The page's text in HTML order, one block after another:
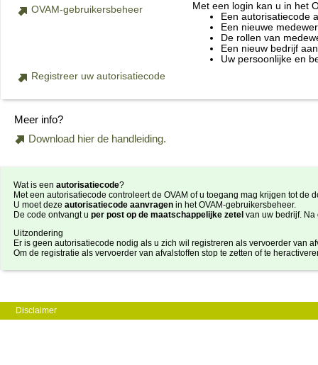
OVAM-gebruikersbeheer
Met een login kan u in het
Een autorisatiecode
Een nieuwe
De rollen van
Een nieuw bedrijf
Uw persoonlijke en
Registreer uw autorisatiecode
Meer info?
Download hier de handleiding.
Wat is een autorisatiecode?
Met een autorisatiecode controleert de OVAM of u toegang mag krijgen tot de
U moet deze autorisatiecode aanvragen in het OVAM-gebruikersbeheer.
De code ontvangt u per post op de maatschappelijke zetel van uw bedrijf.
Uitzondering
Er is geen autorisatiecode nodig als u zich wil registreren als vervoerder van
Om de registratie als vervoerder van afvalstoffen stop te zetten of te
Disclaimer